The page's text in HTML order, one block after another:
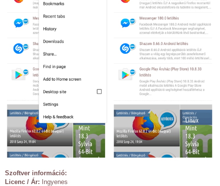
Szoftver információ:
Licenc / Ár: Ingyenes